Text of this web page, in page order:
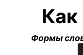
Как
Формы